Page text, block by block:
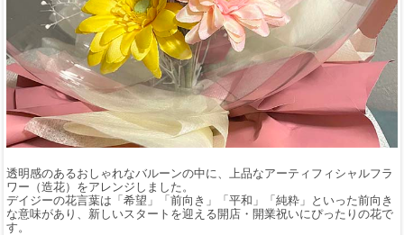
透明感のあるおしゃれなバルーンの中に、上品なアーティフィシャルフラ
ワー（造花）をアレンジしました。
デイジーの花言葉は「希望」「前向き」「平和」「純粋」といった前向き
な意味があり、新しいスタートを迎える開店・開業祝いにぴったりの花で
す。